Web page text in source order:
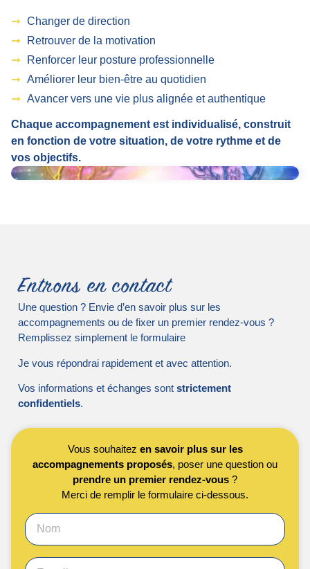
Changer de direction
Retrouver de la motivation
Renforcer leur posture professionnelle
Améliorer leur bien-être au quotidien
Avancer vers une vie plus alignée et authentique
Chaque accompagnement est individualisé, construit
en fonction de votre situation, de votre rythme et de
vos objectifs.
Entrons en contact
Une question ? Envie d’en savoir plus sur les
accompagnements ou de fixer un premier rendez-vous ?
Remplissez simplement le formulaire
Je vous répondrai rapidement et avec attention.
Vos informations et échanges sont strictement
confidentiels.
Vous souhaitez en savoir plus sur les
accompagnements proposés, poser une question ou
prendre un premier rendez-vous ?
Merci de remplir le formulaire ci-dessous.